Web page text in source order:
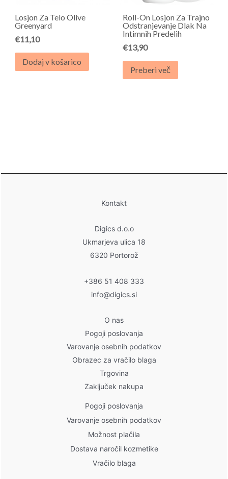
Losjon Za Telo Olive
Greenyard
€11,10
Dodaj v košarico
Roll-On Losjon Za Trajno
Odstranjevanje Dlak Na
Intimnih Predelih
€13,90
Preberi več
Kontakt
Digics d.o.o
Ukmarjeva ulica 18
6320 Portorož
+386 51 408 333
info@digics.si
O nas
Pogoji poslovanja
Varovanje osebnih podatkov
Obrazec za vračilo blaga
Trgovina
Zaključek nakupa
Pogoji poslovanja
Varovanje osebnih podatkov
Možnost plačila
Dostava naročil kozmetike
Vračilo blaga